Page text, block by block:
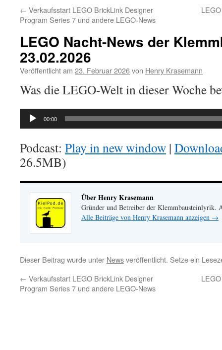
← Verkaufsstart LEGO BrickLink Designer
Program Series 7 und andere LEGO-News
LEGO Nacht-News der
23.02.2026
Veröffentlicht am 23. Februar 2026von Henry Krasemann
Was die LEGO-Welt in dieser Woche
Audio-
00:00
Podcast: Play in new window |
26.5MB)
Über Henry Krasemann
Gründer und Betreiber der Klemmbausteinlyrik.
Alle Beiträge von Henry Krasemann anzeigen →
Dieser Beitrag wurde unter Newsveröffentlicht. Setze ein
← Verkaufsstart LEGO BrickLink Designer
Program Series 7 und andere LEGO-News